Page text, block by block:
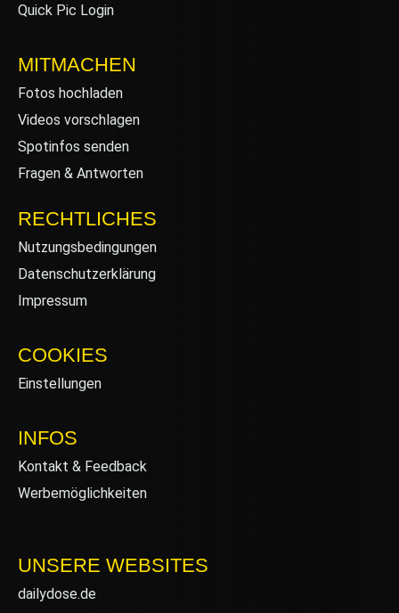
Quick Pic Login
MITMACHEN
Fotos hochladen
Videos vorschlagen
Spotinfos senden
Fragen & Antworten
RECHTLICHES
Nutzungsbedingungen
Datenschutzerklärung
Impressum
COOKIES
Einstellungen
INFOS
Kontakt & Feedback
Werbemöglichkeiten
UNSERE WEBSITES
dailydose.de